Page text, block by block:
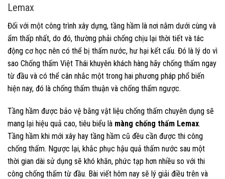
Lemax
Đối với một công trình xây dựng, tầng hầm là nơi nằm dưới cùng và
ẩm thấp nhất, do đó, thường phải chống chịu lại thời tiết và tác
động cơ học nên có thể bị thấm nước, hư hại kết cấu. Đó là lý do vì
sao Chống thấm Việt Thái khuyên khách hàng hãy chống thấm ngay
từ đầu và có thể cân nhắc một trong hai phương pháp phổ biến
hiện nay, đó là chống thấm thuận và chống thấm ngược.
Tầng hầm được bảo vệ bằng vật liệu chống thấm chuyên dụng sẽ
mang lại hiệu quả cao, tiêu biểu là màng chống thấm Lemax.
Tầng hầm khi mới xây hay tầng hầm cũ đều cần được thi công
chống thấm. Ngược lại, khắc phục hậu quả thấm nước sau một
thời gian dài sử dụng sẽ khó khăn, phức tạp hơn nhiều so với thi
công chống thấm từ đầu. Bài viết hôm nay sẽ lý giải điều trên và